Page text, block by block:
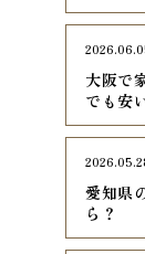
大阪で
でも安
愛知県
ら？